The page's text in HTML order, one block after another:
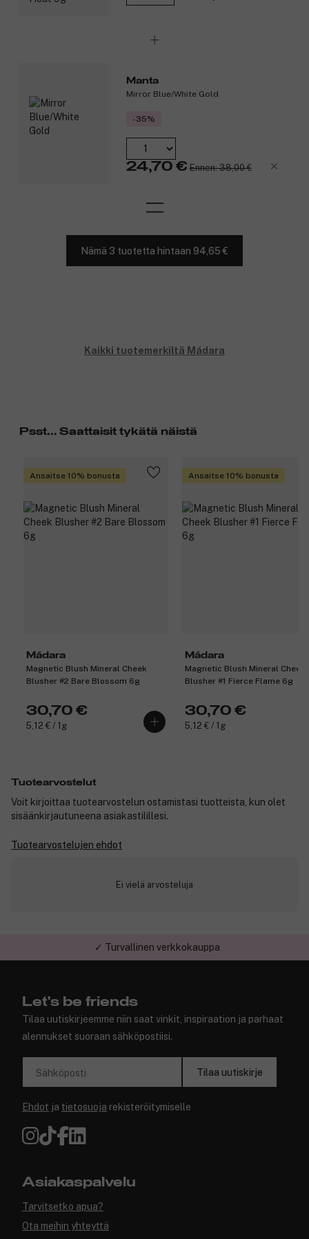
Manta
Mirror Blue/White Gold
-35%
24,70 € Ennen: 38,00 €
Nämä 3 tuotetta hintaan 94,65 €
Kaikki tuotemerkiltä Mádara
Psst... Saattaisit tykätä näistä
Ansaitse 10% bonusta
Mádara
Magnetic Blush Mineral Cheek
Blusher #2 Bare Blossom 6g
30,70 €
5,12 € / 1g
Ansaitse 10% bonusta
Mádara
Magnetic Blush Mineral Cheek
Blusher #1 Fierce Flame 6g
30,70 €
5,12 € / 1g
Tuotearvostelut
Voit kirjoittaa tuotearvostelun ostamistasi tuotteista, kun olet
sisäänkirjautuneena asiakastilillesi.
Tuotearvostelujen ehdot
Ei vielä arvosteluja
✓ Turvallinen verkkokauppa
Let's be friends
Tilaa uutiskirjeemme niin saat vinkit, inspiraation ja parhaat
alennukset suoraan sähköpostiisi.
Sähköposti Tilaa uutiskirje
Ehdot ja tietosuoja rekisteröitymiselle
Asiakaspalvelu
Tarvitsetko apua?
Ota meihin yhteyttä